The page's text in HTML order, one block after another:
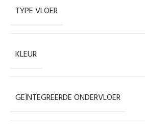
TYPE VLOER
KLEUR
GEÏNTEGREERDE ONDERVLOER